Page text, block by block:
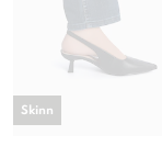
Skinn